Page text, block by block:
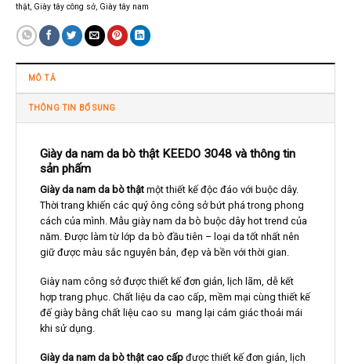
thật, Giày tây công sở, Giày tây nam
MÔ TẢ
THÔNG TIN BỔ SUNG
Giày da nam da bò thật KEEDO 3048 và thông tin
sản phấm
Giày da nam da bò thậtmột thiết kế độc đáo với buộc dây.
Thời trang khiến các quý ông công sở bứt phá trong phong
cách của mình. Mẫu giày nam da bò buộc dây hot trend của
năm. Được làm từ lớp da bò đầu tiên – loại da tốt nhất nên
giữ được màu sắc nguyên bản, đẹp và bền với thời gian.
Giày nam công sở được thiết kế đơn giản, lịch lãm, dễ kết
hợp trang phục. Chất liệu da cao cấp, mềm mại cùng thiết kế
đế giày bằng chất liệu cao su mang lại cảm giác thoải mái
khi sử dụng.
Giày da nam da bò thật cao cấpđược thiết kế đơn giản, lịch